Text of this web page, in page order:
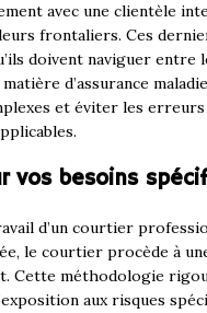
avec une clientèle
frontaliers. Ces
doivent naviguer entre
d’assurance
et éviter les erreurs
vos besoins
d’un courtier
le courtier procède à
Cette méthodologie
aux risques